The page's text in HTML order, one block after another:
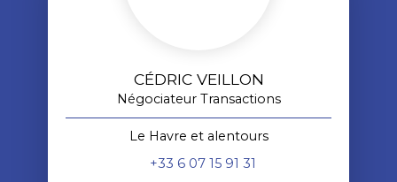
CÉDRIC VEILLON
Négociateur Transactions
Le Havre et alentours
+33 6 07 15 91 31